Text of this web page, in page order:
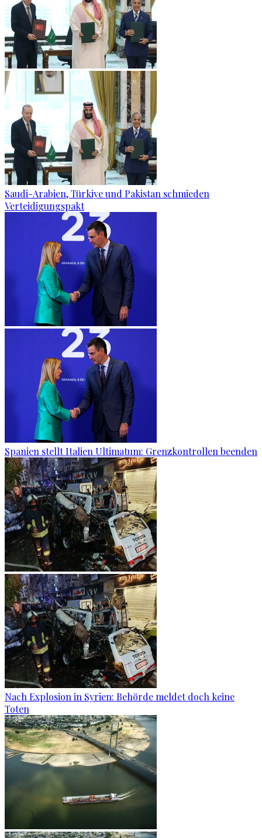
Saudi-Arabien, Türkiye und Pakistan schmieden
Verteidigungspakt
Spanien stellt Italien Ultimatum: Grenzkontrollen beenden
Nach Explosion in Syrien: Behörde meldet doch keine
Toten